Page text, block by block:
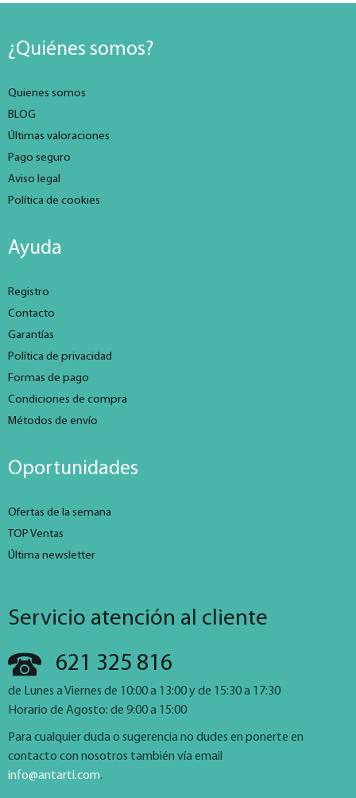
¿Quiénes somos?
Quienes somos
BLOG
Últimas valoraciones
Pago seguro
Aviso legal
Política de cookies
Ayuda
Registro
Contacto
Garantías
Política de privacidad
Formas de pago
Condiciones de compra
Métodos de envío
Oportunidades
Ofertas de la semana
TOP Ventas
Última newsletter
Servicio atención al cliente
621 325 816
de Lunes a Viernes de 10:00 a 13:00 y de 15:30 a 17:30
Horario de Agosto: de 9:00 a 15:00
Para cualquier duda o sugerencia no dudes en ponerte en
contacto con nosotros también vía email
info@antarti.com.